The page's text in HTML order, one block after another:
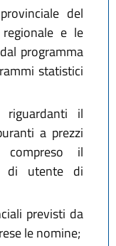
del
e le
programma
statistici
il
a prezzi
compreso il
di utente di
previsti da
le nomine;